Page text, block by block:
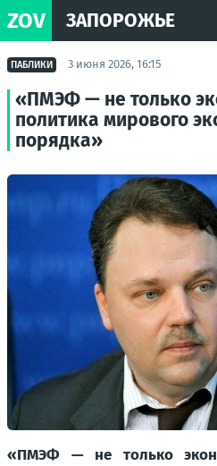
ZOV ЗАПОРОЖЬЕ
ПАБЛИКИ 3 июня 2026, 16:15
«ПМЭФ — не только
политика мирового
порядка»
«ПМЭФ — не только